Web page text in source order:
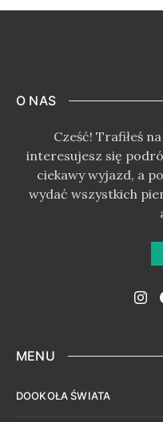
O NAS
Cześć! Trafiłeś
interesujesz się
ciekawy wyjazd, a
wydać wszystkich
MENU
DOOKOŁA ŚWIATA